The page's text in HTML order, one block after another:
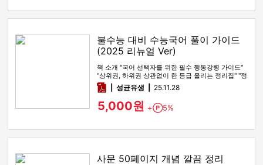
불수능 대비 수능국어 풀이 가이드
(2025 리뉴얼 Ver)
책 소개 "국어 선택자를 위한 필수 행동강령 가이드"
"상위권, 하위권 상관없이 한 등급 올리는 정리집" "정
시파이터 적극 …
pdf성균유생 25.11.28
5,000원 + Point
5%
사문 50페이지 개념 깔끔 정리